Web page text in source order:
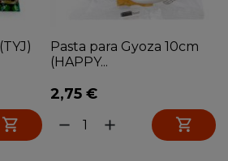

Pasta para Gyoza 10cm
(HAPPY...
2,75 €
remove add 